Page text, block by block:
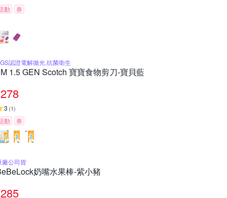
動 券
認證電解拋光,抗菌衛生
1.5 GEN Scotch 寶寶食物剪刀-寶貝藍
278
3 (1)
動 券
廠公司貨
奶嘴水果棒-紫小豬
285